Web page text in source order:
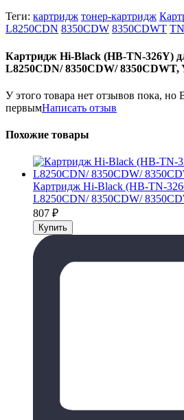
Теги: картридж тонер-картридж
L8250CDN 8350CDW 8350CDWT
Картридж Hi-Black (HB-TN-326Y)
L8250CDN/ 8350CDW/ 8350CDWT,
У этого товара нет отзывов пока,
первымНаписать отзыв
Похожие товары
Картридж Hi-Black (HB-TN-
L8250CDN/ 8350CDW/
807 ₽